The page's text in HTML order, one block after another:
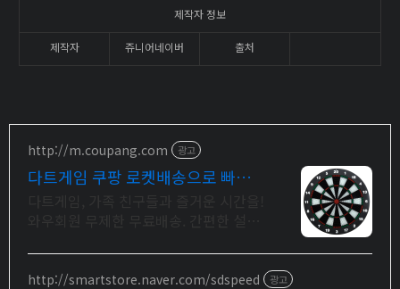
제작자 정보
제작자 쥬니어네이버 출처
http://m.coupang.com 광고
다트게임 쿠팡 로켓배송으로 빠르
회원 30일 무료반품.
http://smartstore.naver.com/sdspeed 광고